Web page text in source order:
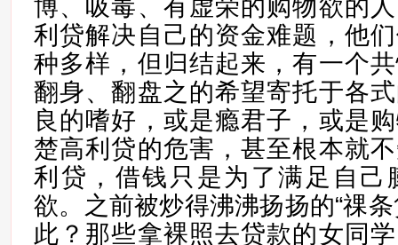
博、吸毒、有虚荣的购物欲的
利贷解决自己的资金难题，他
种多样，但归结起来，有一个
翻身、翻盘之的希望寄托于各
良的嗜好，或是瘾君子，或是
楚高利贷的危害，甚至根本就
利贷，借钱只是为了满足自己
欲。之前被炒得沸沸扬扬的“祼
此？那些拿裸照去贷款的女同